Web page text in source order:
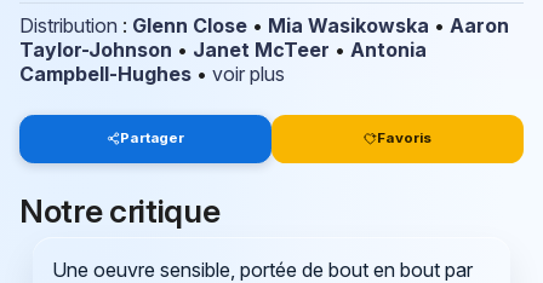
Distribution : Glenn Close • Mia Wasikowska • Aaron
Taylor-Johnson • Janet McTeer • Antonia
Campbell-Hughes • voir plus
Partager Favoris
Notre critique
Une oeuvre sensible, portée de bout en bout par